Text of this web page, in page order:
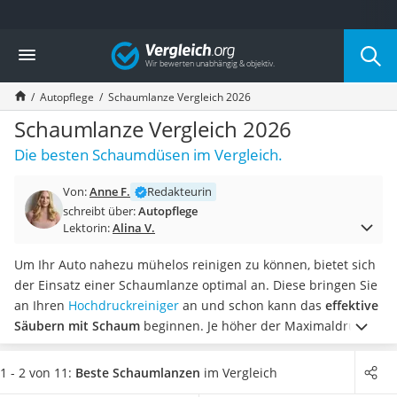
Die beliebtesten Vergleiche nach Kategorie
Auto & Motor
Fahrradträger-Anhängerkupplung (4 Fahrräder)
Fahrradträger
Fahrradträger (Anhängerkupplung)
Fahrradträger 3 Fahrräder
Benzinkanister (20 l)
Fahrradträger E-Bike
Benzinkanister
Wagenheber 3t
AGM-Batterie Wohnmobil
Thule-Fahrradträger
FM-Transmitter
Sommerreifen 205/55 R16
Autobatterie-Ladegerät
Vergleich
Autopflege Schaumlanze Vergleich 2026
Schaumlanze Vergleich 2026
Die besten Schaumdüsen im Vergleich.
Von:Anne F.
Redakteurin
schreibt über:Autopflege
Lektorin:Alina V.
Um Ihr Auto nahezu mühelos reinigen zu können, bietet sich
der Einsatz einer Schaumlanze optimal an. Diese bringen Sie
an Ihren Hochdruckreiniger an und schon kann das effektive
Säubern mit Schaum beginnen. Je höher der Maximaldruck
der Lanze ist, desto einfacher gestaltet sich laut gängigen
Online-Tests die Reinigung. Wählen Sie jetzt aus unserer
1 - 2 von 11: Beste Schaumlanzen im Vergleich